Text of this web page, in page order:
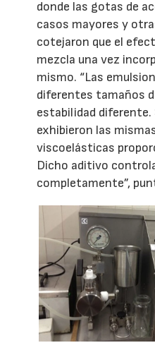
donde las gotas de
casos mayores y
cotejaron que el
mezcla una vez
mismo. “Las
diferentes tamaños
estabilidad diferente.
exhibieron las
viscoelásticas
Dicho aditivo
completamente”,